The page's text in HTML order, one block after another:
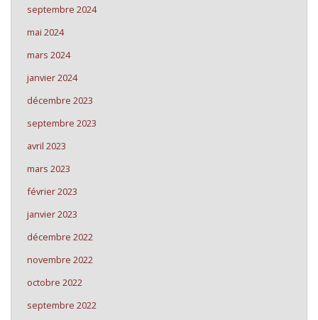
septembre 2024
mai 2024
mars 2024
janvier 2024
décembre 2023
septembre 2023
avril 2023
mars 2023
février 2023
janvier 2023
décembre 2022
novembre 2022
octobre 2022
septembre 2022